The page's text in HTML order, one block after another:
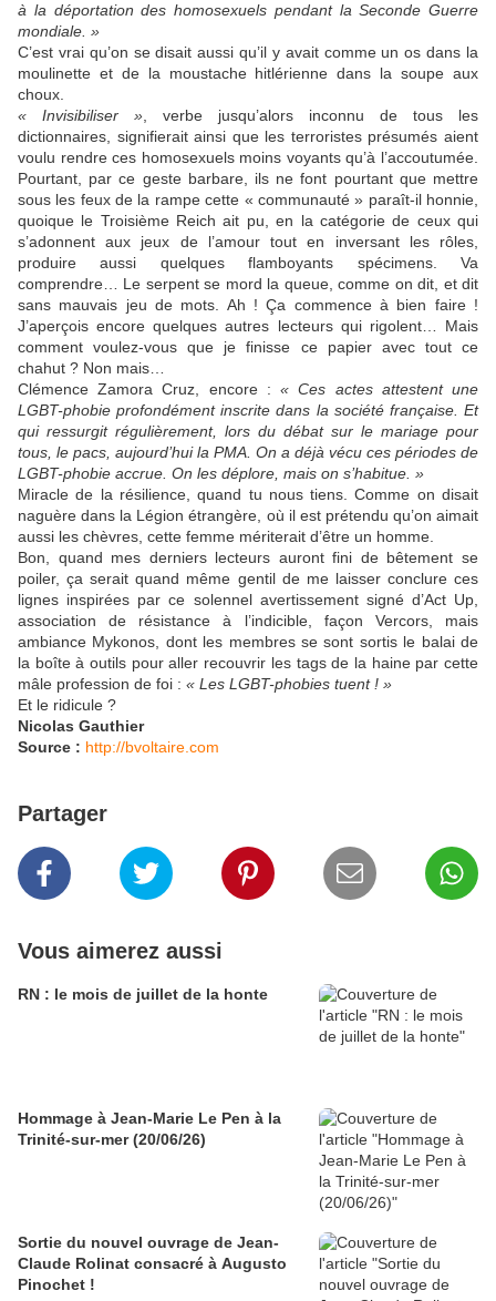
à la déportation des homosexuels pendant la Seconde Guerre
mondiale. »
C’est vrai qu’on se disait aussi qu’il y avait comme un os dans la
moulinette et de la moustache hitlérienne dans la soupe aux
choux.
« Invisibiliser » , verbe jusqu’alors inconnu de tous les
dictionnaires, signifierait ainsi que les terroristes présumés aient
voulu rendre ces homosexuels moins voyants qu’à l’accoutumée.
Pourtant, par ce geste barbare, ils ne font pourtant que mettre
sous les feux de la rampe cette « communauté » paraît-il honnie,
quoique le Troisième Reich ait pu, en la catégorie de ceux qui
s’adonnent aux jeux de l’amour tout en inversant les rôles,
produire aussi quelques flamboyants spécimens. Va
comprendre… Le serpent se mord la queue, comme on dit, et dit
sans mauvais jeu de mots. Ah ! Ça commence à bien faire !
J’aperçois encore quelques autres lecteurs qui rigolent… Mais
comment voulez-vous que je finisse ce papier avec tout ce
chahut ? Non mais…
Clémence Zamora Cruz, encore :« Ces actes attestent une
LGBT-phobie profondément inscrite dans la société française. Et
qui ressurgit régulièrement, lors du débat sur le mariage pour
tous, le pacs, aujourd’hui la PMA. On a déjà vécu ces périodes de
LGBT-phobie accrue. On les déplore, mais on s’habitue. »
Miracle de la résilience, quand tu nous tiens. Comme on disait
naguère dans la Légion étrangère, où il est prétendu qu’on aimait
aussi les chèvres, cette femme mériterait d’être un homme.
Bon, quand mes derniers lecteurs auront fini de bêtement se
poiler, ça serait quand même gentil de me laisser conclure ces
lignes inspirées par ce solennel avertissement signé d’Act Up,
association de résistance à l’indicible, façon Vercors, mais
ambiance Mykonos, dont les membres se sont sortis le balai de
la boîte à outils pour aller recouvrir les tags de la haine par cette
mâle profession de foi : « Les LGBT-phobies tuent ! »
Et le ridicule ?
Nicolas Gauthier
Source : http://bvoltaire.com
Partager
Vous aimerez aussi
RN : le mois de juillet de la honte
Hommage à Jean-Marie Le Pen à la
Trinité-sur-mer (20/06/26)
Sortie du nouvel ouvrage de Jean-
Claude Rolinat consacré à Augusto
Pinochet !